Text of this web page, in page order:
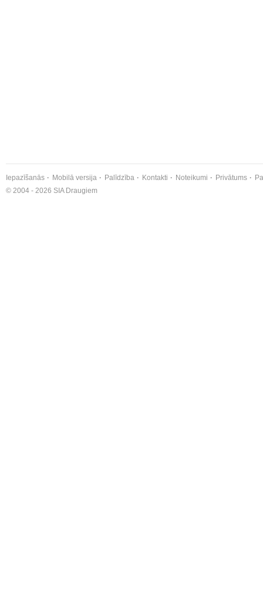
Iepazīšanās Mobilā versija Palīdzība Kontakti Noteikumi Privātums
© 2004 - 2026 SIA Draugiem